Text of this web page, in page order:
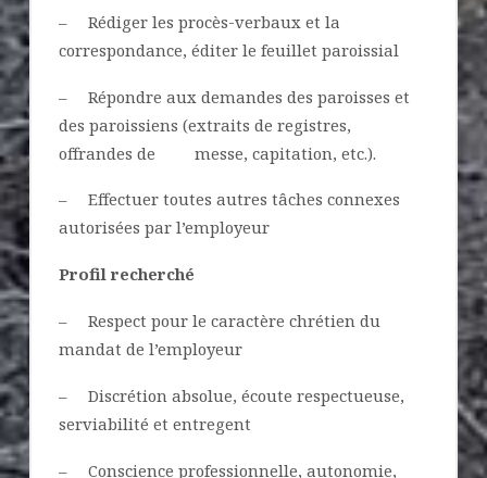
– Rédiger les procès-verbaux et la
correspondance, éditer le feuillet paroissial
– Répondre aux demandes des paroisses et
des paroissiens (extraits de registres,
offrandes de messe, capitation, etc.).
– Effectuer toutes autres tâches connexes
autorisées par l’employeur
Profil recherché
– Respect pour le caractère chrétien du
mandat de l’employeur
– Discrétion absolue, écoute respectueuse,
serviabilité et entregent
– Conscience professionnelle, autonomie,